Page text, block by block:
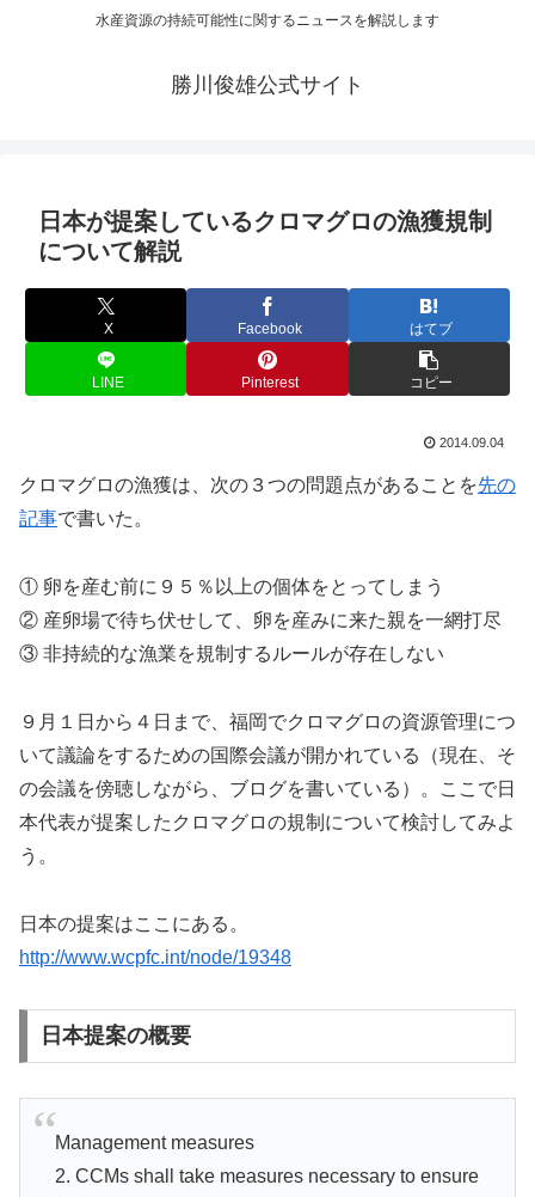
水産資源の持続可能性に関するニュースを解説します
勝川俊雄公式サイト
日本が提案しているクロマグロの漁獲規制
について解説
X Facebook はてブ
LINE Pinterest コピー
2014.09.04
クロマグロの漁獲は、次の３つの問題点があることを先の
記事で書いた。
① 卵を産む前に９５％以上の個体をとってしまう
② 産卵場で待ち伏せして、卵を産みに来た親を一網打尽
③ 非持続的な漁業を規制するルールが存在しない
９月１日から４日まで、福岡でクロマグロの資源管理につ
いて議論をするための国際会議が開かれている（現在、そ
の会議を傍聴しながら、ブログを書いている）。ここで日
本代表が提案したクロマグロの規制について検討してみよ
う。
日本の提案はここにある。
http://www.wcpfc.int/node/19348
日本提案の概要
Management measures
2. CCMs shall take measures necessary to ensure